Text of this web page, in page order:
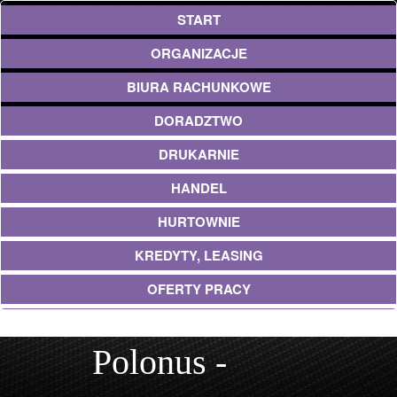
START
ORGANIZACJE
BIURA RACHUNKOWE
DORADZTWO
DRUKARNIE
HANDEL
HURTOWNIE
KREDYTY, LEASING
OFERTY PRACY
BANKI, PRZELEWY, WALUTY, KANTORY
USŁUGI BUDOWLANE
Polonus -